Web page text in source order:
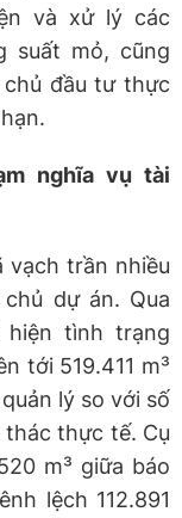
và xử lý các
suất mỏ, cũng
đầu tư thực
nghĩa vụ tài
vạch trần nhiều
dự án. Qua
hiện tình trạng
tới 519.411 m³
lý so với số
thác thực tế. Cụ
m³ giữa báo
lệch 112.891